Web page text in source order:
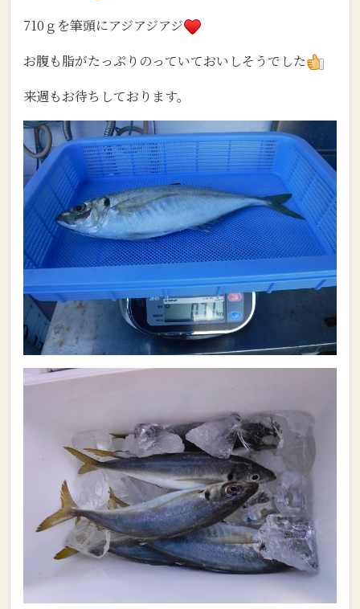
710ｇを筆頭にアジアジアジ
お腹も脂がたっぷりのっていておいしそうでした
来週もお待ちしております。